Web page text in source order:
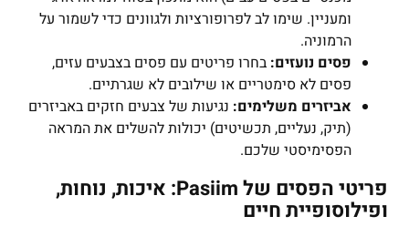
ומעניין. שימו לב לפרופורציות ולגוונים כדי לשמור על
הרמוניה.
פסים נועזים: בחרו פריטים עם פסים בצבעים עזים,
פסים לא סימטריים או שילובים לא שגרתיים.
אביזרים משלימים: נגיעות של צבעים חזקים באביזרים
(תיק, נעליים, תכשיטים) יכולות להשלים את המראה
הפסימיסטי שלכם.
פריטי הפסים של Pasiim: איכות, נוחות,
ופילוסופיית חיים